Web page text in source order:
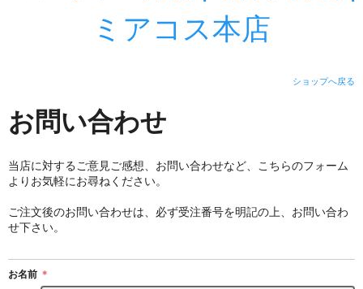
ミアコス本店
ショップへ戻る
お問い合わせ
当店に対するご意見ご感想、お問い合わせなど、こちらのフォーム
よりお気軽にお尋ねください。
ご注文後のお問い合わせは、必ず受注番号を明記の上、お問い合わ
せ下さい。
お名前 ＊